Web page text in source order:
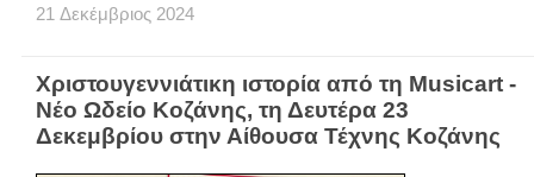
21 Δεκέμβριος 2024
Χριστουγεννιάτικη ιστορία από τη Musicart -
Νέο Ωδείο Κοζάνης, τη Δευτέρα 23
Δεκεμβρίου στην Αίθουσα Τέχνης Κοζάνης